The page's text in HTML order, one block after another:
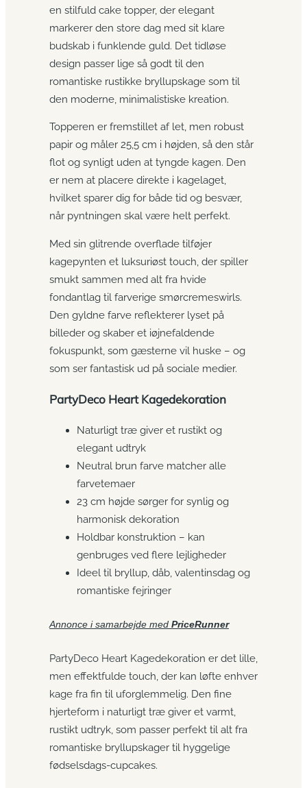
en stilfuld cake topper, der elegant
markerer den store dag med sit klare
budskab i funklende guld. Det tidløse
design passer lige så godt til den
romantiske rustikke bryllupskage som til
den moderne, minimalistiske kreation.
Topperen er fremstillet af let, men robust
papir og måler 25,5 cm i højden, så den står
flot og synligt uden at tyngde kagen. Den
er nem at placere direkte i kagelaget,
hvilket sparer dig for både tid og besvær,
når pyntningen skal være helt perfekt.
Med sin glitrende overflade tilføjer
kagepynten et luksuriøst touch, der spiller
smukt sammen med alt fra hvide
fondantlag til farverige smørcremeswirls.
Den gyldne farve reflekterer lyset på
billeder og skaber et iøjnefaldende
fokuspunkt, som gæsterne vil huske – og
som ser fantastisk ud på sociale medier.
PartyDeco Heart Kagedekoration
Naturligt træ giver et rustikt og
elegant udtryk
Neutral brun farve matcher alle
farvetemaer
23 cm højde sørger for synlig og
harmonisk dekoration
Holdbar konstruktion – kan
genbruges ved flere lejligheder
Ideel til bryllup, dåb, valentinsdag og
romantiske fejringer
Annonce i samarbejde med PriceRunner
PartyDeco Heart Kagedekoration er det lille,
men effektfulde touch, der kan løfte enhver
kage fra fin til uforglemmelig. Den fine
hjerteform i naturligt træ giver et varmt,
rustikt udtryk, som passer perfekt til alt fra
romantiske bryllupskager til hyggelige
fødselsdags-cupcakes.